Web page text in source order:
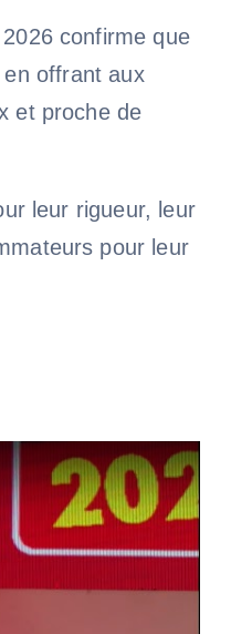
confirme que
en offrant aux
et proche de
leur rigueur, leur
pour leur